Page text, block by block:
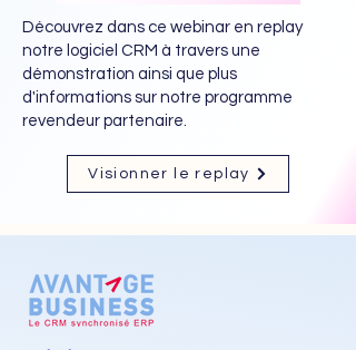
Découvrez dans ce webinar en replay
notre logiciel CRM à travers une
démonstration ainsi que plus
d'informations sur notre programme
revendeur partenaire.
Visionner le replay